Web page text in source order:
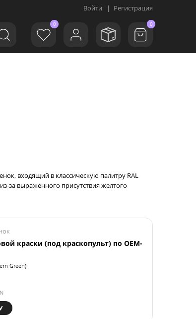
Войти | Регистрация
0 0
входящий в классическую палитру RAL
за выраженного присутствия желтого
краски (под краскопульт) по OEM-
Green)